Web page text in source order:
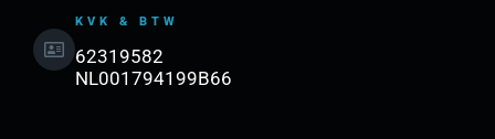
KVK & BTW
62319582
NL001794199B66